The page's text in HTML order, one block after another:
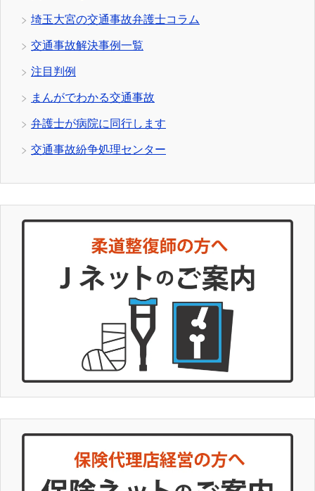
埼玉大宮の交通事故弁護士コラム
交通事故解決事例一覧
注目判例
まんがでわかる交通事故
弁護士が病院に同行します
交通事故紛争処理センター